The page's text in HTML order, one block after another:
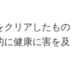
クリアしたもの
健康に害を及